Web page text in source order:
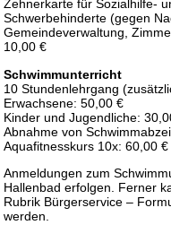
Zehnerkarte für Sozialhilfe-
Schwerbehinderte (gegen
Gemeindeverwaltung,
10,00 €
Schwimmunterricht
10 Stundenlehrgang
Erwachsene: 50,00 €
Kinder und Jugendliche:
Abnahme von
Aquafitnesskurs 10x: 60,00 €
Anmeldungen zum
Hallenbad erfolgen. Ferner
Rubrik Bürgerservice –
werden.